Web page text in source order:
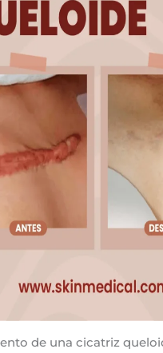
de una cicatriz